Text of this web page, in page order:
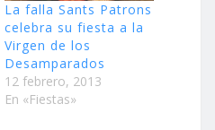
La falla Sants Patrons
celebra su fiesta a la
Virgen de los
Desamparados
12 febrero, 2013
En «Fiestas»